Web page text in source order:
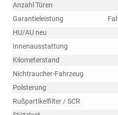
Anzahl Türen
Garantieleistung
HU/AU neu
Innenausstattung
Kilometerstand
Nichtraucher-Fahrzeug
Polsterung
Rußpartikelfilter / SCR